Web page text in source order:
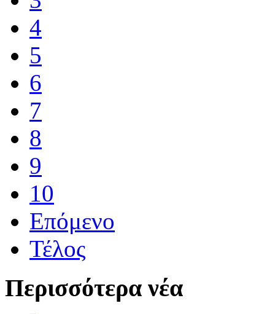
4
5
6
7
8
9
10
Επόμενο
Τέλος
Περισσότερα νέα